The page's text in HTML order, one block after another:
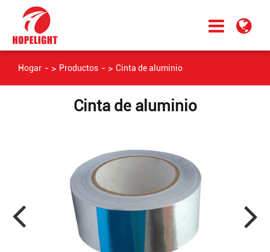
Hogar Productos Cinta de aluminio
Cinta de aluminio